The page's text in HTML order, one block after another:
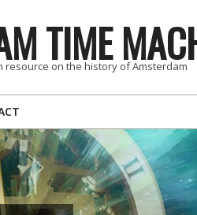
TIME
resource on the history of Amsterdam